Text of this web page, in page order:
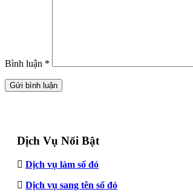
Bình luận *
Dịch Vụ Nổi Bật
Dịch vụ làm sổ đỏ
Dịch vụ sang tên sổ đỏ